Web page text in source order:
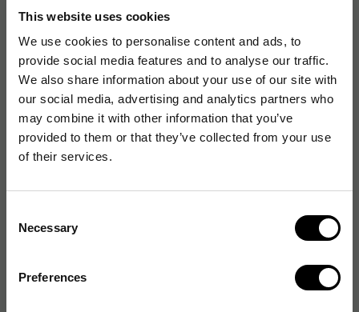
This website uses cookies
We use cookies to personalise content and ads, to
provide social media features and to analyse our traffic.
We also share information about your use of our site with
our social media, advertising and analytics partners who
may combine it with other information that you’ve
provided to them or that they’ve collected from your use
of their services.
Selection
Necessary
Preferences
Originalnummer : 12800-4 + 341160SGR
Produktspecifikationer
Höjdjustering
Bredd 1200 mm
Färg ben